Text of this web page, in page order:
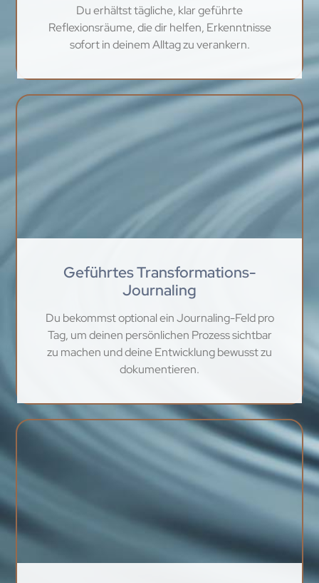
Du erhältst tägliche, klar geführte
Reflexionsräume, die dir helfen, Erkenntnisse
sofort in deinem Alltag zu verankern.
Geführtes Transformations-
Journaling
Du bekommst optional ein Journaling-Feld pro
Tag, um deinen persönlichen Prozess sichtbar
zu machen und deine Entwicklung bewusst zu
dokumentieren.